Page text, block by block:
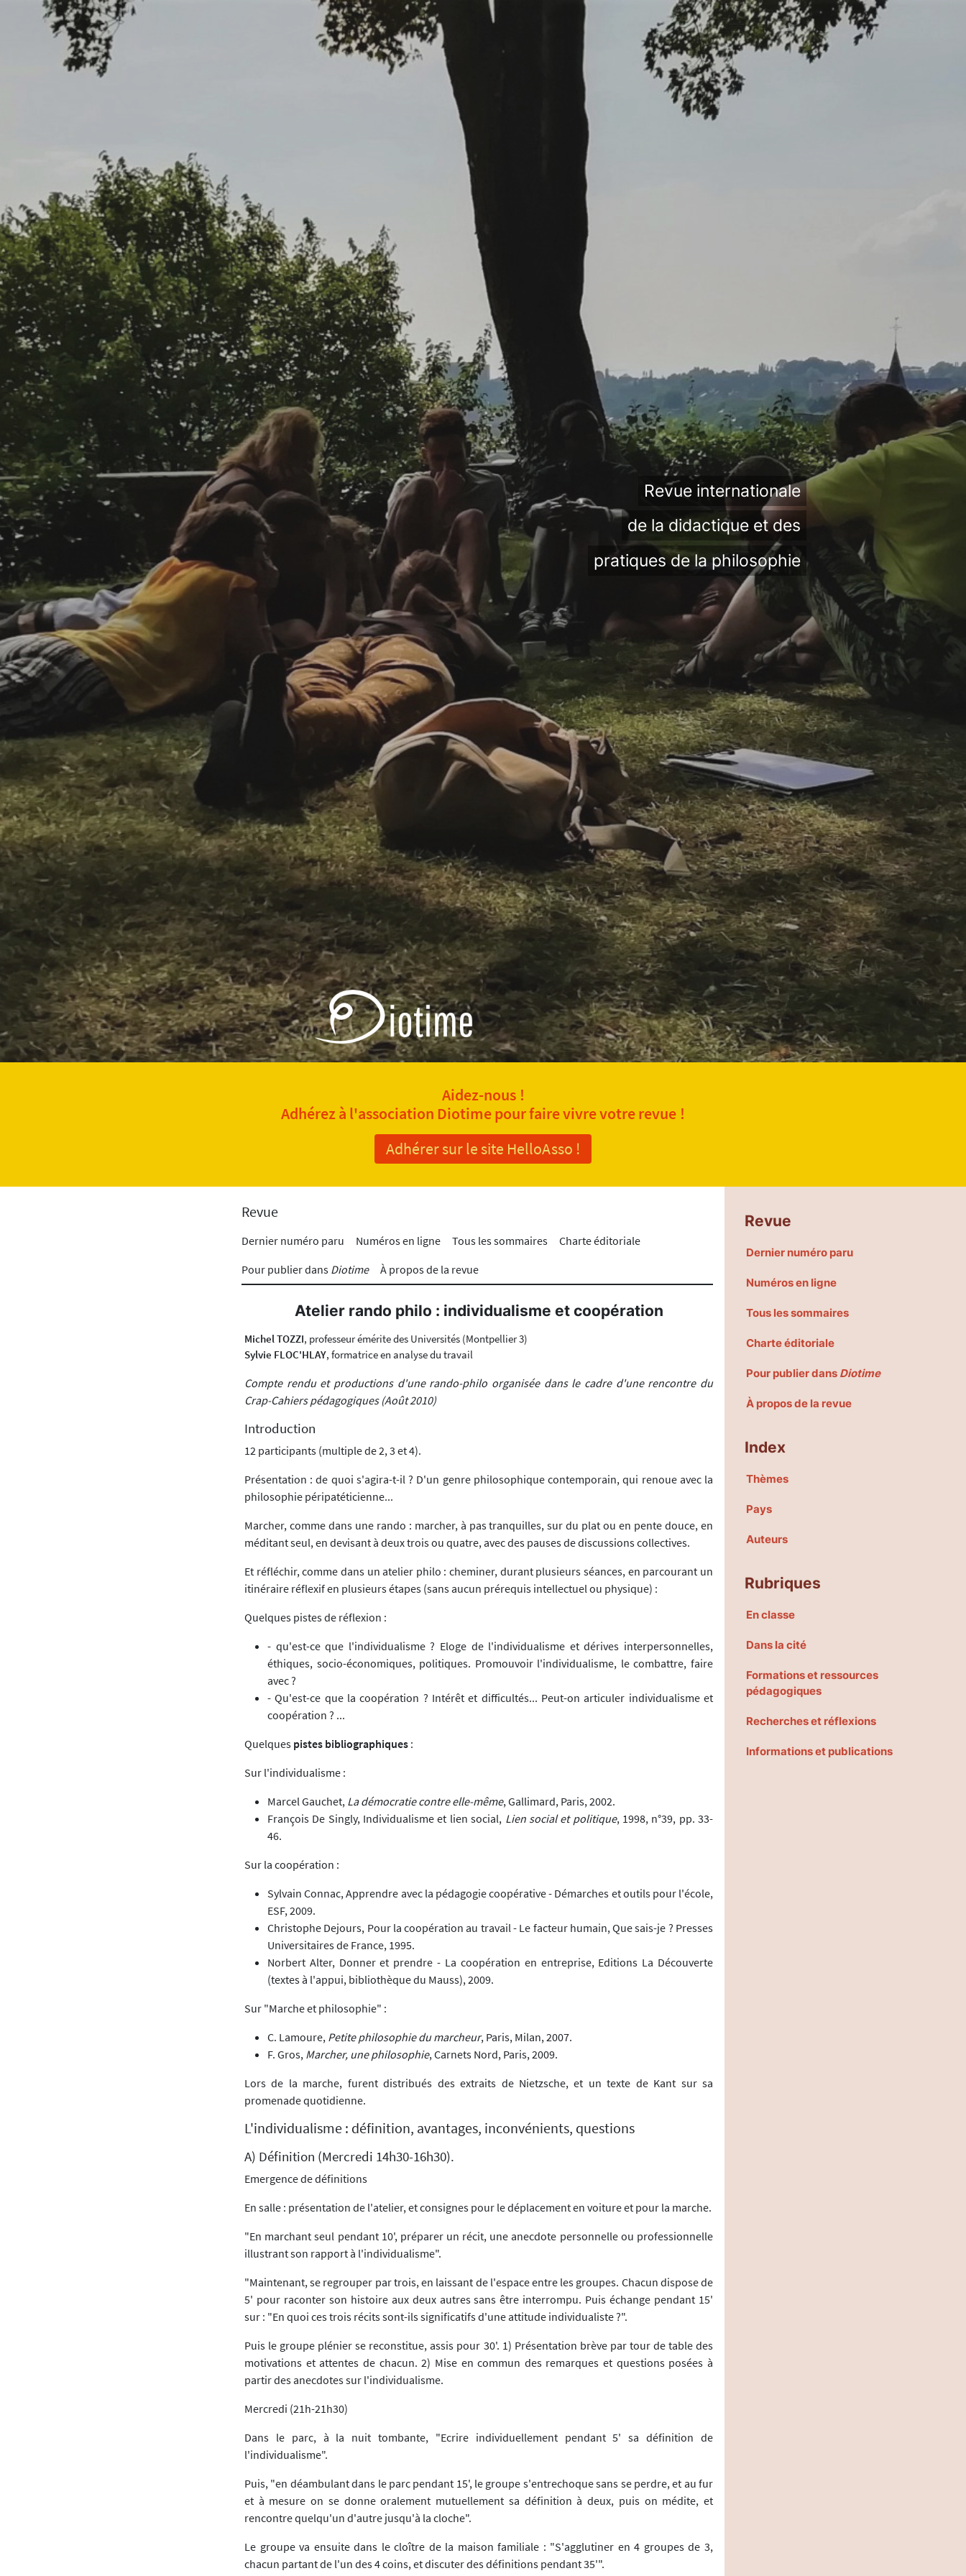
Revue internationale
de la didactique et des
pratiques de la philosophie
Aidez-nous !
Adhérez à l'association Diotime pour faire vivre votre revue !
Adhérer sur le site HelloAsso !
Revue
Dernier numéro paru Numéros en ligne Tous les sommaires
Charte éditoriale
Pour publier dans Diotime À propos de la revue
Atelier rando philo : individualisme et coopération
Michel TOZZI, professeur émérite des Universités (Montpellier 3)
Sylvie FLOC'HLAY, formatrice en analyse du travail
Compte rendu et productions d'une rando-philo organisée dans le cadre d'une rencontre du
Crap-Cahiers pédagogiques (Août 2010)
Introduction
12 participants (multiple de 2, 3 et 4).
Présentation : de quoi s'agira-t-il ? D'un genre philosophique contemporain, qui renoue avec la
philosophie péripatéticienne...
Marcher, comme dans une rando : marcher, à pas tranquilles, sur du plat ou en pente douce, en
méditant seul, en devisant à deux trois ou quatre, avec des pauses de discussions collectives.
Et réfléchir, comme dans un atelier philo : cheminer, durant plusieurs séances, en parcourant un
itinéraire réflexif en plusieurs étapes (sans aucun prérequis intellectuel ou physique) :
Quelques pistes de réflexion :
- qu'est-ce que l'individualisme ? Eloge de l'individualisme et dérives interpersonnelles,
éthiques, socio-économiques, politiques. Promouvoir l'individualisme, le combattre, faire
avec ?
- Qu'est-ce que la coopération ? Intérêt et difficultés... Peut-on articuler individualisme et
coopération ? ...
Quelques pistes bibliographiques :
Sur l'individualisme :
Marcel Gauchet, La démocratie contre elle-même, Gallimard, Paris, 2002.
François De Singly, Individualisme et lien social, Lien social et politique, 1998, n°39, pp. 33-
46.
Sur la coopération :
Sylvain Connac, Apprendre avec la pédagogie coopérative - Démarches et outils pour l'école,
ESF, 2009.
Christophe Dejours, Pour la coopération au travail - Le facteur humain, Que sais-je ? Presses
Universitaires de France, 1995.
Norbert Alter, Donner et prendre - La coopération en entreprise, Editions La Découverte
(textes à l'appui, bibliothèque du Mauss), 2009.
Sur "Marche et philosophie" :
C. Lamoure, Petite philosophie du marcheur, Paris, Milan, 2007.
F. Gros, Marcher, une philosophie, Carnets Nord, Paris, 2009.
Lors de la marche, furent distribués des extraits de Nietzsche, et un texte de Kant sur sa
promenade quotidienne.
L'individualisme : définition, avantages, inconvénients, questions
A) Définition (Mercredi 14h30-16h30).
Emergence de définitions
En salle : présentation de l'atelier, et consignes pour le déplacement en voiture et pour la marche.
"En marchant seul pendant 10', préparer un récit, une anecdote personnelle ou professionnelle
illustrant son rapport à l'individualisme".
"Maintenant, se regrouper par trois, en laissant de l'espace entre les groupes. Chacun dispose de
5' pour raconter son histoire aux deux autres sans être interrompu. Puis échange pendant 15'
sur : "En quoi ces trois récits sont-ils significatifs d'une attitude individualiste ?".
Puis le groupe plénier se reconstitue, assis pour 30'. 1) Présentation brève par tour de table des
motivations et attentes de chacun. 2) Mise en commun des remarques et questions posées à
partir des anecdotes sur l'individualisme.
Mercredi (21h-21h30)
Dans le parc, à la nuit tombante, "Ecrire individuellement pendant 5' sa définition de
l'individualisme".
Puis, "en déambulant dans le parc pendant 15', le groupe s'entrechoque sans se perdre, et au fur
et à mesure on se donne oralement mutuellement sa définition à deux, puis on médite, et
rencontre quelqu'un d'autre jusqu'à la cloche".
Le groupe va ensuite dans le cloître de la maison familiale : "S'agglutiner en 4 groupes de 3,
chacun partant de l'un des 4 coins, et discuter des définitions pendant 35'".
Revue
Dernier numéro paru
Numéros en ligne
Tous les sommaires
Charte éditoriale
Pour publier dans Diotime
À propos de la revue
Index
Thèmes
Pays
Auteurs
Rubriques
En classe
Dans la cité
Formations et ressources
pédagogiques
Recherches et réflexions
Informations et publications